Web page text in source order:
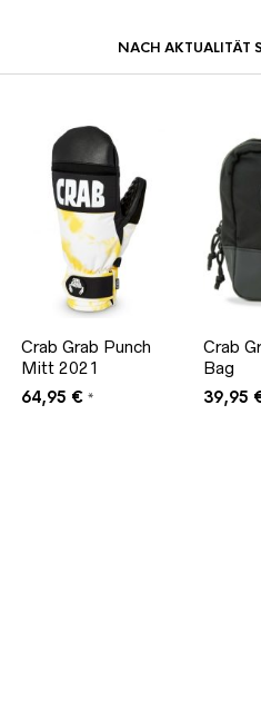
Crab Grab Punch
Mitt 2021
64,95 € *
Crab
Bag
39,95